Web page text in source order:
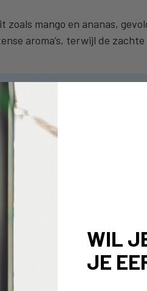
mango en ananas,
aroma’s, terwijl de
smaak, maar ook
speels karakter. Ook
WIL
JE